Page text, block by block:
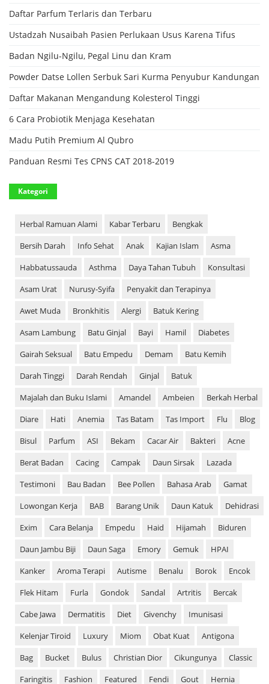
Daftar Parfum Terlaris dan Terbaru
Ustadzah Nusaibah Pasien Perlukaan Usus Karena Tifus
Badan Ngilu-Ngilu, Pegal Linu dan Kram
Powder Datse Lollen Serbuk Sari Kurma Penyubur Kandungan
Daftar Makanan Mengandung Kolesterol Tinggi
6 Cara Probiotik Menjaga Kesehatan
Madu Putih Premium Al Qubro
Panduan Resmi Tes CPNS CAT 2018-2019
Kategori
Herbal Ramuan Alami Kabar Terbaru
Bengkak
Bersih Darah
Info Sehat Anak Kajian Islam
Asma
Habbatussauda
Asthma Daya Tahan Tubuh
Konsultasi
Asam Urat
Nurusy-Syifa
Penyakit dan Terapinya
Awet Muda
Bronkhitis Alergi
Batuk Kering
Asam Lambung
Batu Ginjal Bayi Hamil
Diabetes
Gairah Seksual
Batu Empedu Demam
Batu Kemih
Darah Tinggi
Darah Rendah Ginjal
Batuk
Majalah dan Buku Islami
Amandel Ambeien
Berkah Herbal
Diare
Hati Anemia Tas Batam Tas Import Flu
Blog
Bisul
Parfum ASI Bekam Cacar Air Bakteri
Acne
Berat Badan
Cacing Campak Daun Sirsak
Lazada
Testimoni
Bau Badan Bee Pollen Bahasa Arab
Gamat
Lowongan Kerja
BAB Barang Unik Daun Katuk
Dehidrasi
Exim
Cara Belanja Empedu Haid Hijamah
Biduren
Daun Jambu Biji
Daun Saga Emory Gemuk
HPAI
Kanker
Aroma Terapi Autisme Benalu Borok
Encok
Flek Hitam
Furla Gondok Sandal Artritis
Bercak
Cabe Jawa
Dermatitis Diet Givenchy
Imunisasi
Kelenjar Tiroid
Luxury Miom Obat Kuat
Antigona
Bag
Bucket Bulus Christian Dior Cikungunya
Classic
Faringitis
Fashion Featured Fendi Gout Hernia